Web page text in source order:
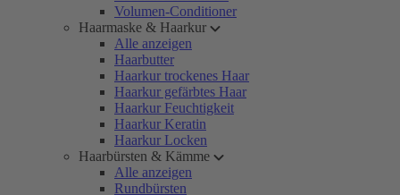
Volumen-Conditioner
Haarmaske & Haarkur
Alle anzeigen
Haarbutter
Haarkur trockenes Haar
Haarkur gefärbtes Haar
Haarkur Feuchtigkeit
Haarkur Keratin
Haarkur Locken
Haarbürsten & Kämme
Alle anzeigen
Rundbürsten